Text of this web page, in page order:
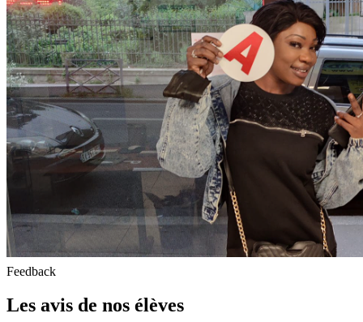
Feedback
Les avis de nos élèves